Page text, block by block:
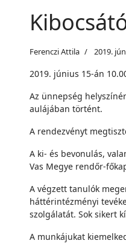
Ferenczi Attila 2019.
2019. június 15-án
Az ünnepség
aulájában történt.
A rendezvényt
A ki- és bevonulás,
Vas Megye rendőr-
A végzett tanulók
háttérintézményi
szolgálatát. Sok sikert
A munkájukat